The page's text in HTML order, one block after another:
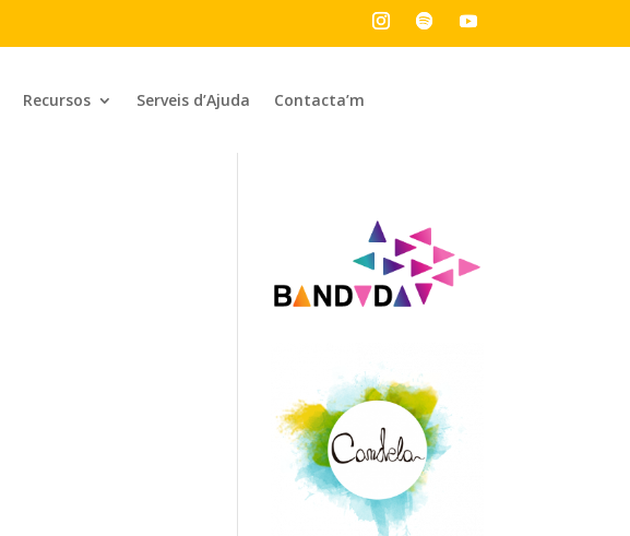
Recursos Serveis d’Ajuda Contacta’m